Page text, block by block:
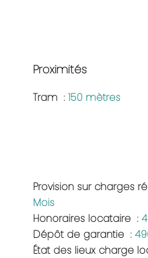
Proximités
Tram 150 mètres
Provision sur charges
Mois
Honoraires locataire
Dépôt de garantie
État des lieux charge